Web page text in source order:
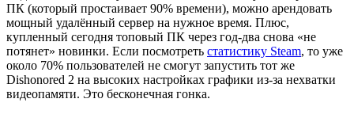
ПК (который простаивает 90% времени), можно арендовать
мощный удалённый сервер на нужное время. Плюс,
купленный сегодня топовый ПК через год-два снова «не
потянет» новинки. Если посмотреть статистику Steam, то уже
около 70% пользователей не смогут запустить тот же
Dishonored 2 на высоких настройках графики из-за нехватки
видеопамяти. Это бесконечная гонка.